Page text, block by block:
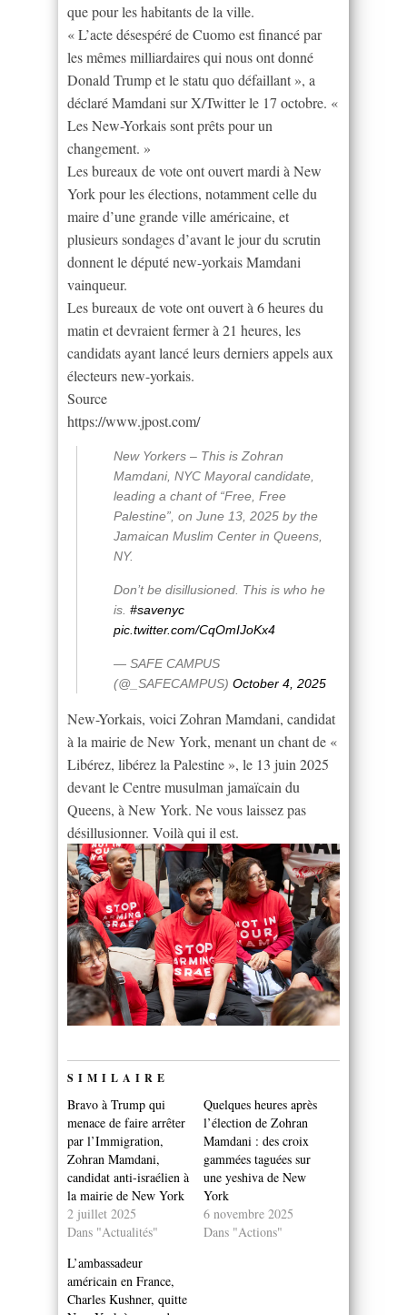
que pour les habitants de la ville.
« L’acte désespéré de Cuomo est financé par
les mêmes milliardaires qui nous ont donné
Donald Trump et le statu quo défaillant », a
déclaré Mamdani sur X/Twitter le 17 octobre. «
Les New-Yorkais sont prêts pour un
changement. »
Les bureaux de vote ont ouvert mardi à New
York pour les élections, notamment celle du
maire d’une grande ville américaine, et
plusieurs sondages d’avant le jour du scrutin
donnent le député new-yorkais Mamdani
vainqueur.
Les bureaux de vote ont ouvert à 6 heures du
matin et devraient fermer à 21 heures, les
candidats ayant lancé leurs derniers appels aux
électeurs new-yorkais.
Source
https://www.jpost.com/
New Yorkers – This is Zohran
Mamdani, NYC Mayoral candidate,
leading a chant of “Free, Free
Palestine”, on June 13, 2025 by the
Jamaican Muslim Center in Queens,
NY.
Don’t be disillusioned. This is who he
is. #savenyc
pic.twitter.com/CqOmIJoKx4
— SAFE CAMPUS
(@_SAFECAMPUS) October 4, 2025
New-Yorkais, voici Zohran Mamdani, candidat
à la mairie de New York, menant un chant de «
Libérez, libérez la Palestine », le 13 juin 2025
devant le Centre musulman jamaïcain du
Queens, à New York. Ne vous laissez pas
désillusionner. Voilà qui il est.
SIMILAIRE
Bravo à Trump qui
menace de faire arrêter
par l’Immigration,
Zohran Mamdani,
candidat anti-israélien à
la mairie de New York
2 juillet 2025
Dans "Actualités"
Quelques heures après
l’élection de Zohran
Mamdani : des croix
gammées taguées sur
une yeshiva de New
York
6 novembre 2025
Dans "Actions"
L’ambassadeur
américain en France,
Charles Kushner, quitte